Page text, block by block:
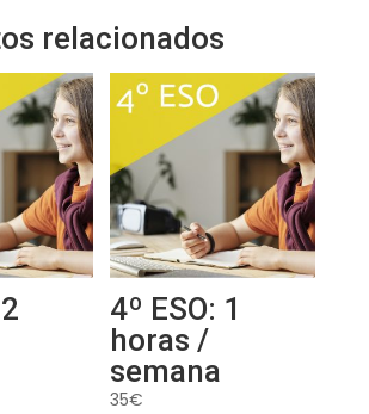
relacionados
4º ESO: 1
horas /
semana
35€